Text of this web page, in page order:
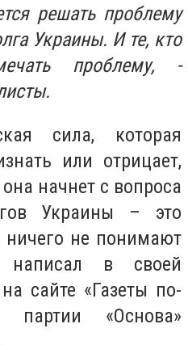
решать проблему
Украины. И те, кто
проблему, -
сила, которая
или отрицает,
начнет с вопроса
Украины – это
ничего не понимают
в своей
сайте «Газеты по-
партии «Основа»